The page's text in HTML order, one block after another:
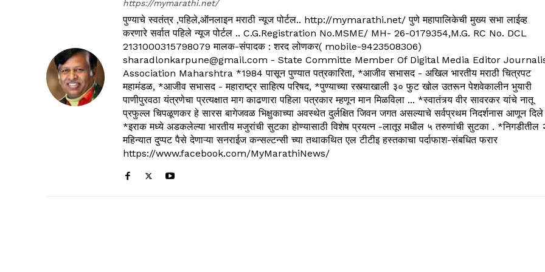
https://mymarathi.net/
पुण्याचे स्वतंत्र ,पहिले,ऑनलाइन मराठी न्यूज पोर्टल.. http://mymarathi.net/ पुणे महापालिकेची मुख्य सभा लाईव्ह
करणारे सर्वात पहिले न्यूज पोर्टल .. C.G.Registration No.MSME/ MH- 26-0179354,M.G. RC No. DCL
2131000315798079 मालक-संपादक : शरद लोणकर( mobile-9423508306)
sharadlonkarpune@gmail.com - State Committe Member Of Digital Media Editor
Association Maharshtra *1984 पासून पुण्यात पत्रकारिता, *आजीव सभासद - अखिल भारतीय मराठी चित्रपट
महामंडळ, *आजीव सभासद - महाराष्ट्र साहित्य परिषद, *पुण्याच्या रस्त्याखाली ३० फुट खोल उतरून पेशवेकालीन भुयारी
पाणीपुरवठा यंत्रणेचा प्रत्यक्षात माग काढणारा पहिला पत्रकार म्हणून मान मिळविला ... *स्वातंत्र्य वीर सावरकर यांचे नातू
प्रफुल्ल चिपळूणकर हे सारस बागेजवळ भिक्षुकाच्या अवस्थेत दुर्लक्षित जिवन जगत असल्याचे सर्वप्रथम निदर्शनास आणून दिले
*इराक मध्ये अडकलेल्या भारतीय मजुरांची सुटका होण्यासाठी विशेष प्रयत्न -लातूर मधील ५ तरुणांची सुटका . *निगडीतील
महिन्यात दुप्पट पैसे देणाऱ्या सनराईज कन्सल्टन्सी च्या तथाकथित एल टीटीइ हस्तकाचा पर्दाफाश-संबधित फरार
https://www.facebook.com/MyMarathiNews/